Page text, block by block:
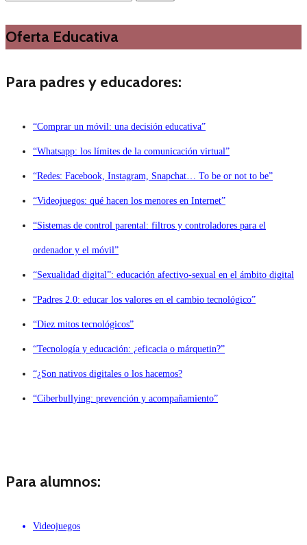
Oferta Educativa
Para padres y educadores:
“Comprar un móvil: una decisión educativa”
“Whatsapp: los límites de la comunicación virtual”
“Redes: Facebook, Instagram, Snapchat… To be or not to be”
“Videojuegos: qué hacen los menores en Internet”
“Sistemas de control parental: filtros y controladores para el
ordenador y el móvil”
“Sexualidad digital”: educación afectivo-sexual en el ámbito digital
“Padres 2.0: educar los valores en el cambio tecnológico”
“Diez mitos tecnológicos”
“Tecnología y educación: ¿eficacia o márquetin?”
“¿Son nativos digitales o los hacemos?
“Ciberbullying: prevención y acompañamiento”
Para alumnos:
Videojuegos